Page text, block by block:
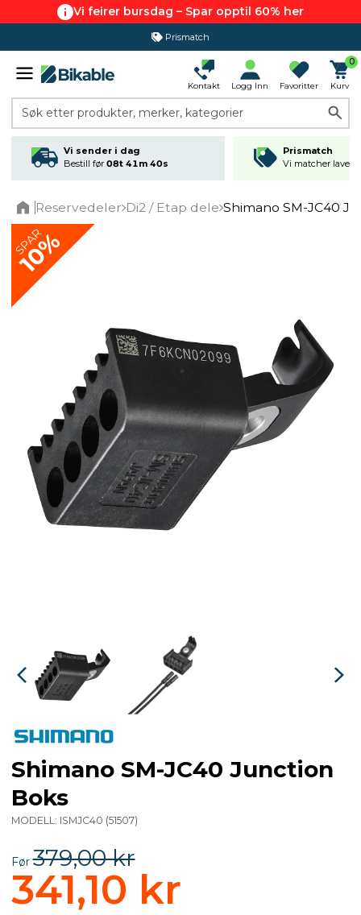
Vi feirer bursdag – Spar opptil 60% her
Prismatch
Kontakt Logg Inn Favoritter
0
Kurv
Søk etter produkter, merker, kategorier
Vi sender i dag
Bestill før 08t 41m 40s
Prismatch
Vi matcher
Reservedeler Di2 / Etap dele Shimano SM-JC40
SPAR
10%
Shimano SM-JC40 Junction
Boks
MODELL: ISMJC40 (51507)
Før379,00 kr
341,10 kr